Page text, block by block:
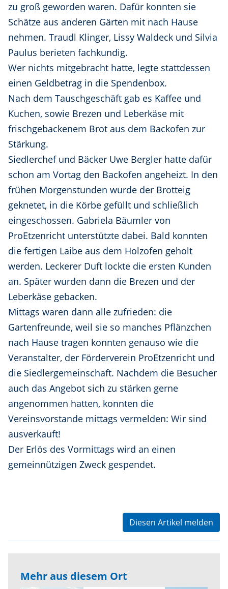
zu groß geworden waren. Dafür konnten sie
Schätze aus anderen Gärten mit nach Hause
nehmen. Traudl Klinger, Lissy Waldeck und Silvia
Paulus berieten fachkundig.
Wer nichts mitgebracht hatte, legte stattdessen
einen Geldbetrag in die Spendenbox.
Nach dem Tauschgeschäft gab es Kaffee und
Kuchen, sowie Brezen und Leberkäse mit
frischgebackenem Brot aus dem Backofen zur
Stärkung.
Siedlerchef und Bäcker Uwe Bergler hatte dafür
schon am Vortag den Backofen angeheizt. In den
frühen Morgenstunden wurde der Brotteig
geknetet, in die Körbe gefüllt und schließlich
eingeschossen. Gabriela Bäumler von
ProEtzenricht unterstützte dabei. Bald konnten
die fertigen Laibe aus dem Holzofen geholt
werden. Leckerer Duft lockte die ersten Kunden
an. Später wurden dann die Brezen und der
Leberkäse gebacken.
Mittags waren dann alle zufrieden: die
Gartenfreunde, weil sie so manches Pflänzchen
nach Hause tragen konnten genauso wie die
Veranstalter, der Förderverein ProEtzenricht und
die Siedlergemeinschaft. Nachdem die Besucher
auch das Angebot sich zu stärken gerne
angenommen hatten, konnten die
Vereinsvorstande mittags vermelden: Wir sind
ausverkauft!
Der Erlös des Vormittags wird an einen
gemeinnützigen Zweck gespendet.
Diesen Artikel melden
Mehr aus diesem Ort